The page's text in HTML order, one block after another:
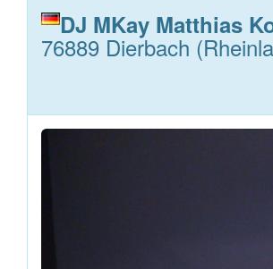
DJ MKay Matthias
76889 Dierbach